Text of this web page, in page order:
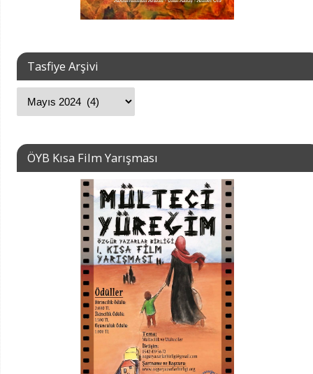
Tasfiye Arşivi
ÖYB Kısa Film Yarışması